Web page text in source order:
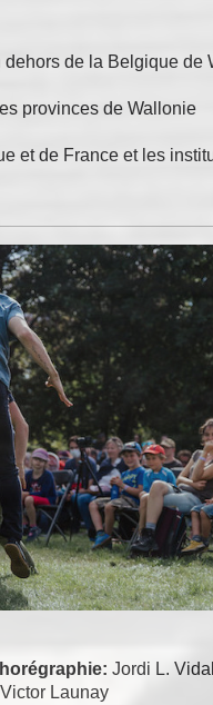
dehors de la Belgique de
provinces de Wallonie
et de France et les
Jordi L. Vidal
Launay